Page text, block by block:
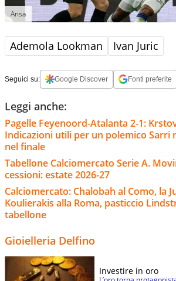
Ansa
Ademola Lookman Ivan Juric
Seguici su: Google Discover Fonti preferite
Leggi anche:
Pagelle Feyenoord-Atalanta 2-1:
Indicazioni utili per un polemico Sarri
nel finale
Tabellone Calciomercato Serie A.
cessioni: estate 2026-27
Calciomercato: Chalobah al Como, la
Koulierakis alla Roma, pasticcio
tabellone
Gioielleria Delfino
Investire in oro